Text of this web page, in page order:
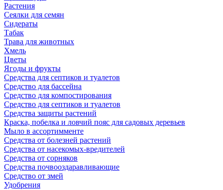
Растения
Сеялки для семян
Сидераты
Табак
Трава для животных
Хмель
Цветы
Ягоды и фрукты
Средства для септиков и туалетов
Средство для бассейна
Средство для компостирования
Средство для септиков и туалетов
Средства защиты растений
Краска, побелка и ловчий пояс для садовых деревьев
Мыло в ассортимменте
Средства от болезней растений
Средства от насекомых-вредителей
Средства от сорняков
Средства почвооздаравливающие
Средство от змей
Удобрения